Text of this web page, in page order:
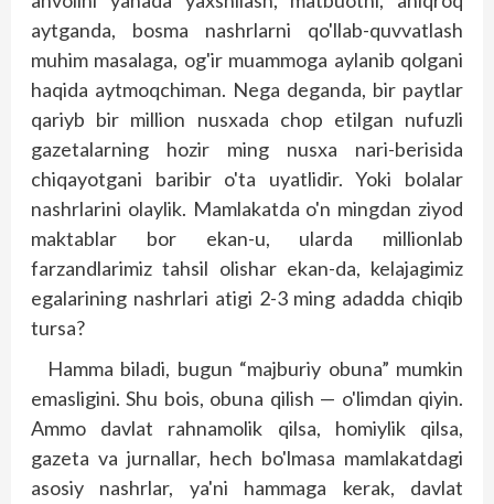
aytganda, bosma nashrlarni qo'llab-quvvatlash
muhim masalaga, og'ir muammoga aylanib qolgani
haqida ayt­moqchiman. Nega deganda, bir paytlar
qariyb bir million nusxada chop etilgan nufuzli
gazetalarning hozir ming nusxa nari-berisida
chiqayotgani baribir o'ta uyatlidir. Yoki bolalar
nashrlarini olaylik. Mamlakatda o'n mingdan ziyod
maktablar bor ekan-u, ularda millionlab
farzandlarimiz tahsil olishar ekan-da, kelajagimiz
egalarining nashrlari atigi 2-3 ming adadda chiqib
tursa?
Hamma biladi, bugun “majburiy obuna” mumkin
emasligini. Shu bois, obuna qilish — o'limdan qiyin.
Ammo davlat rahnamolik qilsa, homiylik qilsa,
gazeta va jurnallar, hech bo'lmasa mamlakatdagi
asosiy nashrlar, ya'ni hammaga kerak, davlat